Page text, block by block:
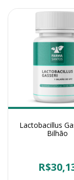
Lactobacillus
Bilhão